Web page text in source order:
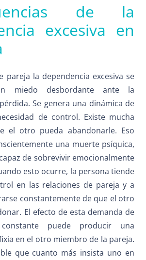
de la
excesiva en
pareja la dependencia excesiva se
miedo desbordante ante la
Se genera una dinámica de
de control. Existe mucha
el otro pueda abandonarle. Eso
una muerte psíquica,
de sobrevivir emocionalmente
esto ocurre, la persona tiende
en las relaciones de pareja y a
constantemente de que el otro
El efecto de esta demanda de
constante puede producir una
en el otro miembro de la pareja.
que cuanto más insista uno en